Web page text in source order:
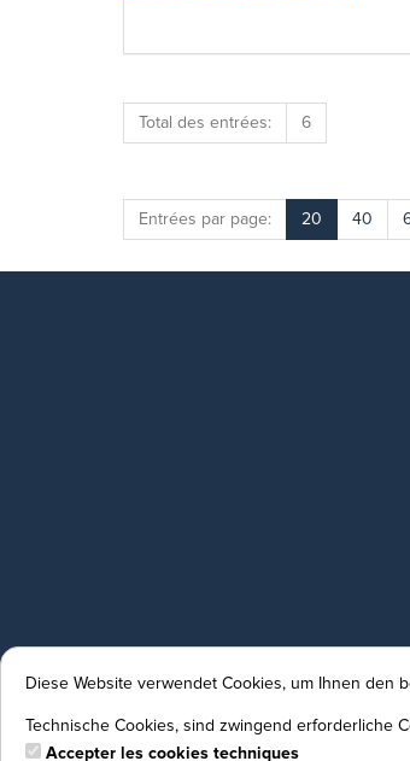
Total des entrées: 6
Entrées par page: 20 40
Diese Website verwendet Cookies, um Ihnen den
Technische Cookies, sind zwingend
Accepter les cookies techniques